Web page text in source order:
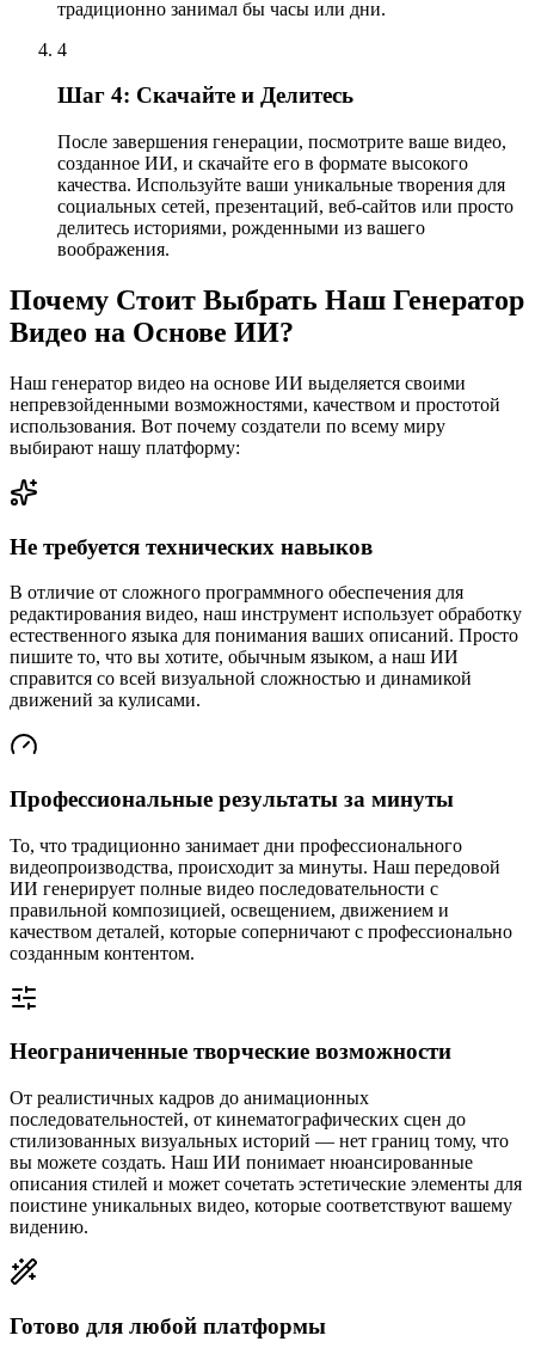
традиционно занимал бы часы или дни.
4
Шаг 4: Скачайте и Делитесь
После завершения генерации, посмотрите ваше видео,
созданное ИИ, и скачайте его в формате высокого
качества. Используйте ваши уникальные творения для
социальных сетей, презентаций, веб-сайтов или просто
делитесь историями, рожденными из вашего
воображения.
Почему Стоит Выбрать Наш Генератор
Видео на Основе ИИ?
Наш генератор видео на основе ИИ выделяется своими
непревзойденными возможностями, качеством и простотой
использования. Вот почему создатели по всему миру
выбирают нашу платформу:
Не требуется технических навыков
В отличие от сложного программного обеспечения для
редактирования видео, наш инструмент использует обработку
естественного языка для понимания ваших описаний. Просто
пишите то, что вы хотите, обычным языком, а наш ИИ
справится со всей визуальной сложностью и динамикой
движений за кулисами.
Профессиональные результаты за минуты
То, что традиционно занимает дни профессионального
видеопроизводства, происходит за минуты. Наш передовой
ИИ генерирует полные видео последовательности с
правильной композицией, освещением, движением и
качеством деталей, которые соперничают с профессионально
созданным контентом.
Неограниченные творческие возможности
От реалистичных кадров до анимационных
последовательностей, от кинематографических сцен до
стилизованных визуальных историй — нет границ тому, что
вы можете создать. Наш ИИ понимает нюансированные
описания стилей и может сочетать эстетические элементы для
поистине уникальных видео, которые соответствуют вашему
видению.
Готово для любой платформы